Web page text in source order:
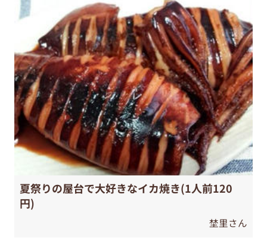
夏祭りの屋台で大好きなイカ焼き(1人前120
円)
埜里さん